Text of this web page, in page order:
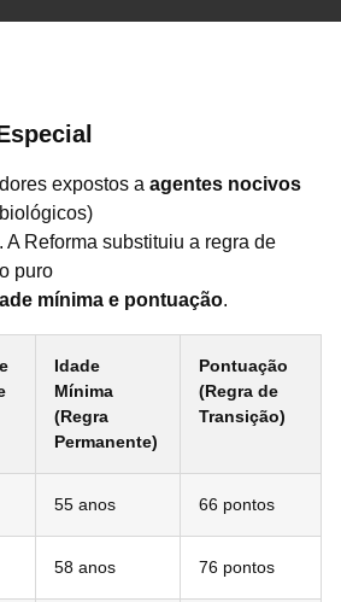
expostos a agentes nocivos
. A Reforma substituiu a regra de
puro
mínima e pontuação.
Idade
Mínima
(Regra
Permanente)
Pontuação
(Regra de
Transição)
55 anos 66 pontos
58 anos 76 pontos